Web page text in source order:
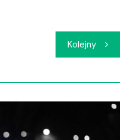
Kolejny